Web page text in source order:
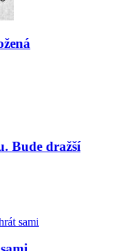
Bude dražší